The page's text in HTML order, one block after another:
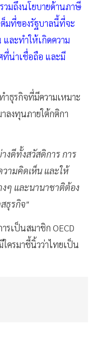
วมถึงนโยบายด้านภาษี
ต็มที่ของรัฐบาลนี้ที่จะ
ละทำให้เกิดความ
น่าเชื่อถือ และมี
ำธุรกิจที่มีความเหมาะ
ลงทุนภายใต้กติกา
งดีทั้งสวัสดิการ การ
ามคิดเห็น และให้
ๆ และนานาชาติต้อง
ธุรกิจ"
รเป็นสมาชิก OECD
ครมาชี้นิ้วว่าไทยเป็น